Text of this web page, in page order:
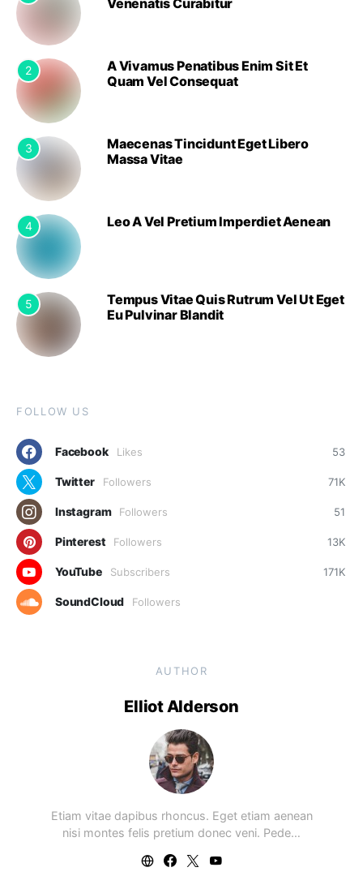
Venenatis Curabitur
2
A Vivamus Penatibus Enim Sit Et
Quam Vel Consequat
3
Maecenas Tincidunt Eget Libero
Massa Vitae
4 Leo A Vel Pretium Imperdiet Aenean
5
Tempus Vitae Quis Rutrum Vel Ut Eget
Eu Pulvinar Blandit
FOLLOW US
Facebook 53
Likes
Twitter 71K
Followers
Instagram 51
Followers
Pinterest 13K
Followers
YouTube 171K
Subscribers
SoundCloud Followers
AUTHOR
Elliot Alderson
Etiam vitae dapibus rhoncus. Eget etiam aenean
nisi montes felis pretium donec veni. Pede…